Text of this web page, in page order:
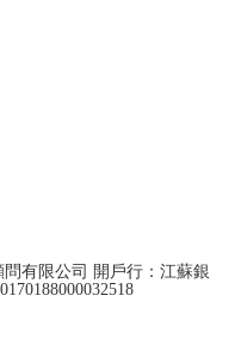
有限公司 開戶行：江蘇銀